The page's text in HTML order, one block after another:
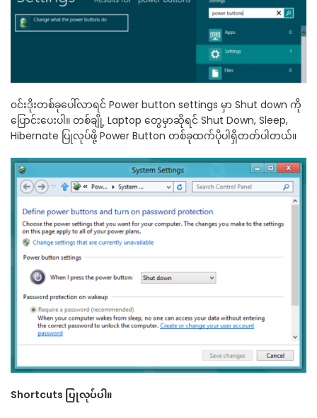
၀င်းဒိုးတစ်ခုပေါ်လာရင် Power button settings မှာ Shut down ကို
ပြောင်းပေးပါ။ တစ်ချို့ Laptop တွေမှာဆိုရင် Shut Down, Sleep,
Hibernate ပြုလုပ်ဖို့ Power Button တစ်ခုထက်ပိုပါရှိတတ်ပါတယ်။
Shortcuts ပြုလုပ်ပါ။